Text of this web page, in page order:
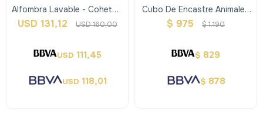
Alfombra Lavable - Cohete -
Lorena Canals
USD 131,12 USD160,00
USD 111,45
USD 118,01
Cubo De Encastre Animales
En Madera
$ 975 $1.190
$ 829
$ 878